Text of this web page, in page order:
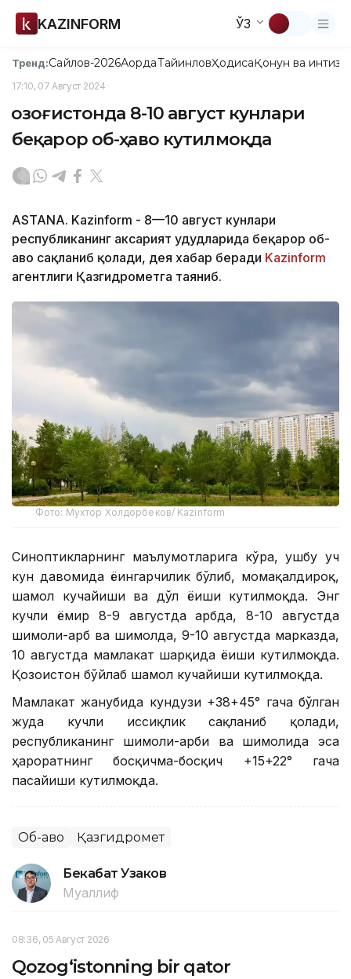
KAZINFORM ЎЗ
Тренд:Сайлов-2026АқордаТайинловҲодисаҚонун ва
17:10, 07 Август 2024
Қозоғистонда 8-10 август кунлари
беқарор об-ҳаво кутилмоқда
ASTANA. Kazinform - 8—10 август кунлари
республиканинг аксарият ҳудудларида беқарор об-
ҳаво сақланиб қолади, дея хабар беради Kazinform
агентлиги Қазгидрометга таяниб.
Фото: Мухтор Холдорбеков/ Kazinform
Синоптикларнинг маълумотларига кўра, ушбу уч
кун давомида ёғингарчилик бўлиб, момақалдироқ,
шамол кучайиши ва дўл ёғиши кутилмоқда. Энг
кучли ёмғир 8-9 августда ғарбда, 8-10 августда
шимоли-ғарб ва шимолда, 9-10 августда марказда,
10 августда мамлакат шарқида ёғиши кутилмоқда.
Қозоғистон бўйлаб шамол кучайиши кутилмоқда.
Мамлакат жанубида кундузи +38+45° гача бўлган
жуда кучли иссиқлик сақланиб қолади,
республиканинг шимоли-ғарби ва шимолида эса
ҳароратнинг босқичма-босқич +15+22° гача
пасайиши кутилмоқда.
Об-ҳаво Қазгидромет
Бекабат Узаков
Муаллиф
08:36, 05 Август 2026
Qozog‘istonning bir qator